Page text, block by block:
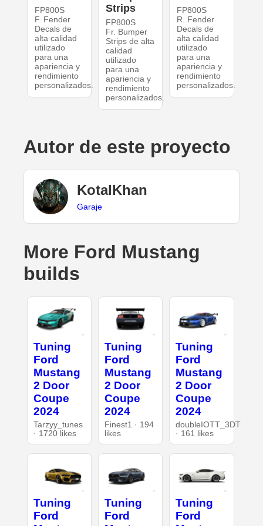
FP800S
F. Fender
Decals de
alta calidad
utilizado
para una
apariencia y
rendimiento
personalizados.
Strips
FP800S
Fr. Bumper
Strips de alta
calidad
utilizado
para una
apariencia y
rendimiento
personalizados.
FP800S
R. Fender
Decals de
alta calidad
utilizado
para una
apariencia y
rendimiento
personalizados.
Autor de este proyecto
KotalKhan
Garaje
More Ford Mustang
builds
Tuning
Ford
Mustang
2 Door
Coupe
2024
Tarzyy_tunes
· 1720 likes
Tuning
Ford
Mustang
2 Door
Coupe
2024
Finest1 · 194
likes
Tuning
Ford
Mustang
2 Door
Coupe
2024
doubleIOTT_3DT
· 161 likes
Tuning
Ford
Tuning
Ford
Tuning
Ford